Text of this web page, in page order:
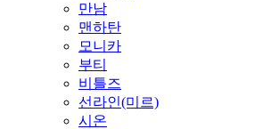
만남
맨하탄
모니카
부티
비틀즈
선라인(미르)
시온